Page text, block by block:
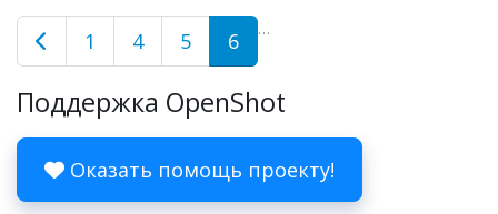
1 …
4 5 6
Поддержка OpenShot
Оказать помощь проекту!